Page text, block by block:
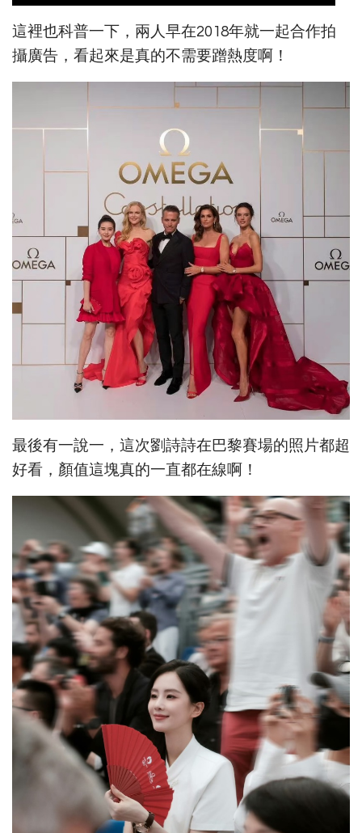
這裡也科普一下，兩人早在2018年就一起合作拍
攝廣告，看起來是真的不需要蹭熱度啊！
最後有一說一，這次劉詩詩在巴黎賽場的照片都超
好看，顏值這塊真的一直都在線啊！